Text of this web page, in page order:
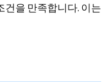
건을 만족합니다. 이는